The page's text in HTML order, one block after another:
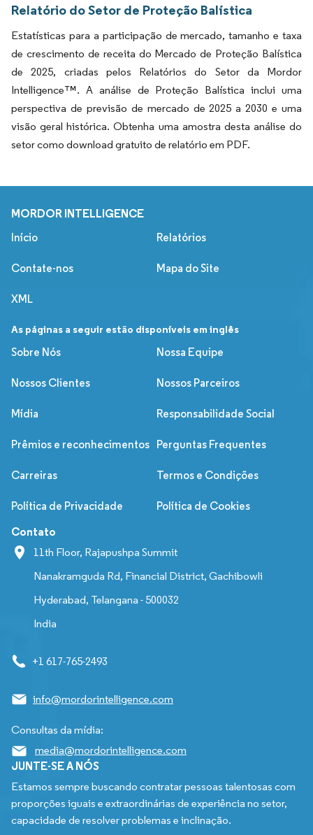
Relatório do Setor de Proteção Balística
Estatísticas para a participação de mercado, tamanho e taxa
de crescimento de receita do Mercado de Proteção Balística
de 2025, criadas pelos Relatórios do Setor da Mordor
Intelligence™. A análise de Proteção Balística inclui uma
perspectiva de previsão de mercado de 2025 a 2030 e uma
visão geral histórica. Obtenha uma amostra desta análise do
setor como download gratuito de relatório em PDF.
MORDOR INTELLIGENCE
Início Relatórios
Contate-nos Mapa do Site
XML
As páginas a seguir estão disponíveis em inglês
Sobre Nós
Nossa Equipe
Nossos Clientes Nossos Parceiros
Mídia Responsabilidade Social
Prêmios e reconhecimentos Perguntas Frequentes
Carreiras Termos e Condições
Política de Privacidade Política de Cookies
Contato
11th Floor, Rajapushpa Summit
Nanakramguda Rd, Financial District, Gachibowli
Hyderabad, Telangana - 500032
India
+1 617-765-2493
info@mordorintelligence.com
Consultas da mídia:
media@mordorintelligence.com
JUNTE-SE A NÓS
Estamos sempre buscando contratar pessoas talentosas com
proporções iguais e extraordinárias de experiência no setor,
capacidade de resolver problemas e inclinação.